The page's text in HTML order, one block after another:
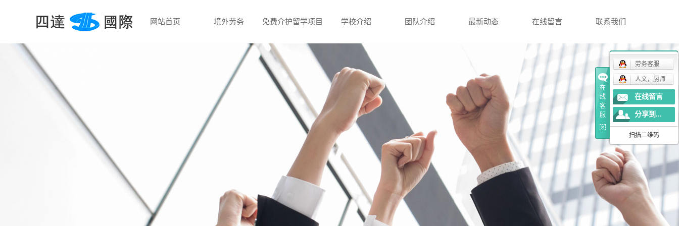
网站首页 境外劳务 免费介护留学项目 学校介绍 团队介绍 最新动态 在线留言 联系我们
在
线
客
服
劳务客服
人文，厨师
在线留言
分享到...
扫描二维码